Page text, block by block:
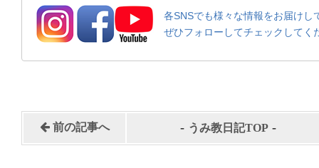
各SNSでも様々な情報をお届けし
ぜひフォローしてチェックしてく
前の記事へ - うみ教日記TOP -